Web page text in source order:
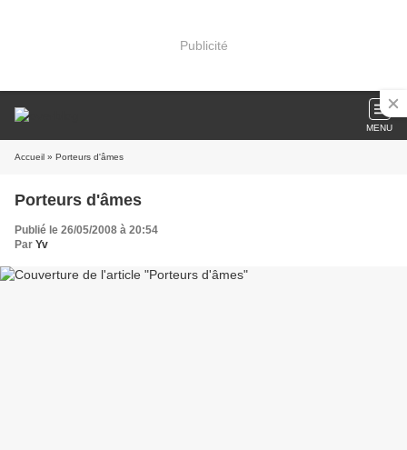
Publicité
MENU
Accueil » Porteurs d'âmes
Porteurs d'âmes
Publié le 26/05/2008 à 20:54
Par Yv